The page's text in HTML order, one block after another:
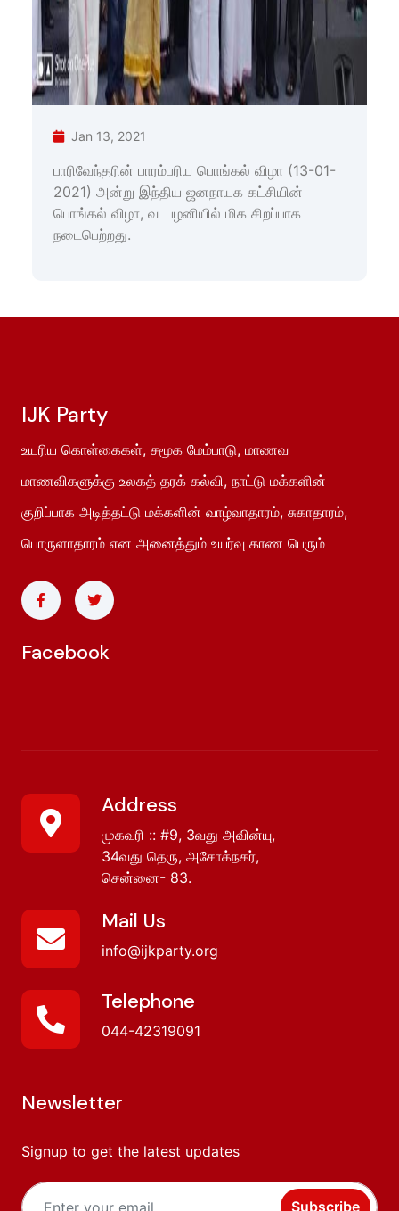
Jan 13, 2021
பாரிவேந்தரின் பாரம்பரிய பொங்கல் விழா (13-01-
2021) அன்று இந்திய ஜனநாயக கட்சியின்
பொங்கல் விழா, வடபழனியில் மிக சிறப்பாக
நடைபெற்றது.
IJK Party
உயரிய கொள்கைகள், சமூக மேம்பாடு, மாணவ
மாணவிகளுக்கு உலகத் தரக் கல்வி, நாட்டு மக்களின்
குறிப்பாக அடித்தட்டு மக்களின் வாழ்வாதாரம், சுகாதாரம்,
பொருளாதாரம் என அனைத்தும் உயர்வு காண பெரும்
Facebook
Address
முகவரி :: #9, 3வது அவின்யு,
34வது தெரு, அசோக்நகர்,
சென்னை- 83.
Mail Us
info@ijkparty.org
Telephone
044-42319091
Newsletter
Signup to get the latest updates
Subscribe